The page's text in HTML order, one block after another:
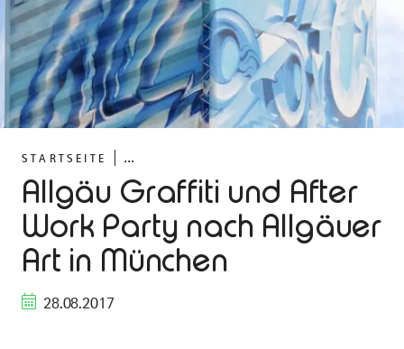
STARTSEITE ...
Allgäu Graffiti und After
Work Party nach Allgäuer
Art in München
28.08.2017